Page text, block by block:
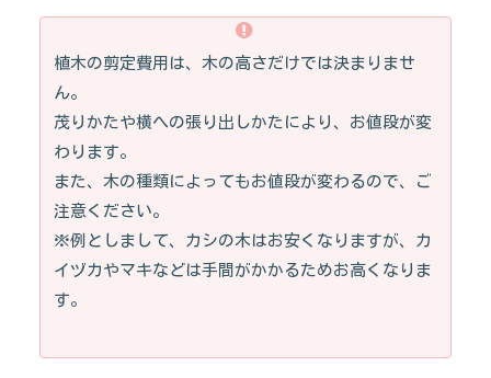
植木の剪定費用は、木の高さだけでは決まりませ
ん。
茂りかたや横への張り出しかたにより、お値段が変
わります。
また、木の種類によってもお値段が変わるので、ご
注意ください。
※例としまして、カシの木はお安くなりますが、カ
イヅカやマキなどは手間がかかるためお高くなりま
す。